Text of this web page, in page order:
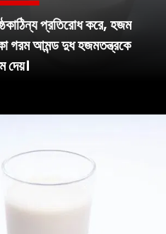
প্রতিরোধ করে, হজম
গরম আমন্ড দুধ হজমতন্ত্রকে